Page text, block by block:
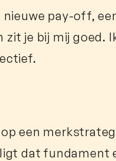
nieuwe pay-off,
je bij mij goed.
een
dat fundament